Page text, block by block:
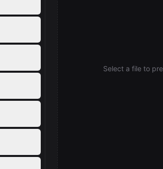
Select a file to